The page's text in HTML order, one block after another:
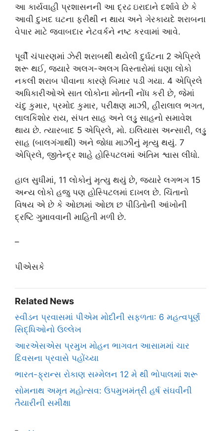
આ કાર્યવાહી પ્રશાસનની આ દ્રઢ ઇરાદાને દર્શાવે છે કે
આવી દુખદ ઘટના ફરીથી ન થાય અને ગેરકાયદે શરાબના
વેપાર માટે જવાબદાર નેટવર્કને નષ્ટ કરવામાં આવે.
પૂર્વી ચંપારણમાં ઝેરી શરાબથી થયેલી દુર્ઘટના 2 એપ્રિલે
શરૂ થઈ, જ્યારે અલગ-અલગ વિસ્તારોમાં ઘણા લોકો
નકલી શરાબ પીવાના કારણે બિમાર પડી ગયા. 4 એપ્રિલે
અધિકારીઓએ સાત લોકોના મોતની નોંધ કરી છે, જેમાં
ચંદુ કુમાર, પ્રમોદ કુમાર, પરીક્ષણ માઝી, હીરાલાલ ભગત,
લાલકિશોર રાય, સંપત સાહ અને લડ્ડુ સાહનો સમાવેશ
થાય છે. ત્યારબાદ 5 એપ્રિલે, મો. ઇલિયાસ અન્સારી, લડ્ડુ
સાહ (બાલગંગાથી) અને જોધા માઝીનું મૃત્યુ થયું. 7
એપ્રિલે, જીતેન્દ્ર શાહે હોસ્પિટલમાં અંતિમ શ્વાસ લીધો.
હાલ સુધીમાં, 11 લોકોનું મૃત્યુ થયું છે, જ્યારે લગભગ 15
અન્ય લોકો હજુ પણ હોસ્પિટલમાં દાખલ છે. ચિંતાનો
વિષય એ છે કે ઓછામાં ઓછા છ પીડિતોની આંખોની
દ્રષ્ટિ ગુમાવવાની માહિતી મળી છે.
–
પીએસકે
Related News
સ્વીડન પ્રવાસમાં પીએમ મોદીની સફળતા: 6 મહત્વપૂર્ણ
સિદ્ધિઓનો ઉલ્લેખ
આરએસએસ પ્રમુખ મોહન ભાગવત આસામમાં ચાર
દિવસના પ્રવાસે પહોંચ્યા
ભારત-ફ્રાન્સ રોકાણ સમ્મેલન 12 મે થી ભોપાલમાં શરૂ
સોમનાથ અમૃત મહોત્સવ: ઉપમુખમંત્રી હર્ષ સંઘવીની
તૈયારીની સમીક્ષા